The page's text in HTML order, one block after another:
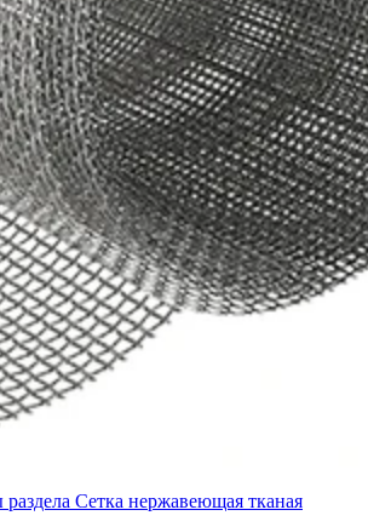
Сетка нержавеющая тканая